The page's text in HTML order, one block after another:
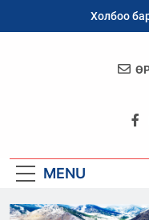
Холбоо
MENU